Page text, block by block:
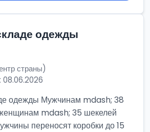
одежды
страны)
08.06.2026
одежды Мужчинам mdash; 38
mdash; 35 шекелей
переносят коробки до 15